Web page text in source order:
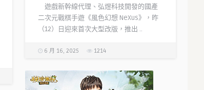
遊戲新幹線代理、弘煜科技開發的國產
二次元戰棋手遊《風色幻想 NeXus》，昨
（12）日迎來首次大型改版，推出 ..
6 月 16, 2025 1214